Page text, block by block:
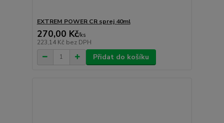
EXTREM POWER CR sprej 40ml
270,00 Kč/ks
223,14 Kč bez DPH
Přidat do košíku